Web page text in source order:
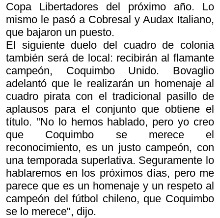
Copa Libertadores del próximo año. Lo
mismo le pasó a Cobresal y Audax Italiano,
que bajaron un puesto.
El siguiente duelo del cuadro de colonia
también será de local: recibirán al flamante
campeón, Coquimbo Unido. Bovaglio
adelantó que le realizarán un homenaje al
cuadro pirata con el tradicional pasillo de
aplausos para el conjunto que obtiene el
título. "No lo hemos hablado, pero yo creo
que Coquimbo se merece el
reconocimiento, es un justo campeón, con
una temporada superlativa. Seguramente lo
hablaremos en los próximos días, pero me
parece que es un homenaje y un respeto al
campeón del fútbol chileno, que Coquimbo
se lo merece", dijo.